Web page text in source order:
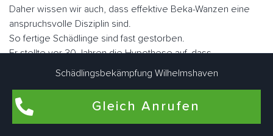
Daher wissen wir auch, dass effektive Beka-Wanzen eine
anspruchsvolle Disziplin sind.
So fertige Schädlinge sind fast gestorben.
Er stellte vor 30 Jahren die Hypothese auf, dass
blutsaugende Ektoparasiten auftreten würden.
Plattwürmern dank Resistenzen.
Die Familie der Graswanzen hat sich im Laufe der Evolution
sehr gut angepasst.
Schädlingsbekämpfung Wilhelmshaven
Gleich Anrufen